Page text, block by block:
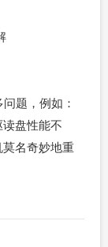
题，例如：
盘性能不
名奇妙地重